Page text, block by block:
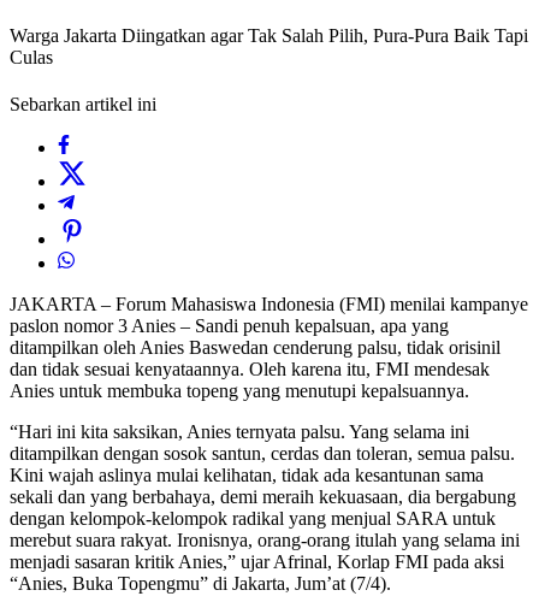
Warga Jakarta Diingatkan agar Tak Salah Pilih, Pura-Pura Baik Tapi
Culas
Sebarkan artikel ini
JAKARTA – Forum Mahasiswa Indonesia (FMI) menilai kampanye
paslon nomor 3 Anies – Sandi penuh kepalsuan, apa yang
ditampilkan oleh Anies Baswedan cenderung palsu, tidak orisinil
dan tidak sesuai kenyataannya. Oleh karena itu, FMI mendesak
Anies untuk membuka topeng yang menutupi kepalsuannya.
“Hari ini kita saksikan, Anies ternyata palsu. Yang selama ini
ditampilkan dengan sosok santun, cerdas dan toleran, semua palsu.
Kini wajah aslinya mulai kelihatan, tidak ada kesantunan sama
sekali dan yang berbahaya, demi meraih kekuasaan, dia bergabung
dengan kelompok-kelompok radikal yang menjual SARA untuk
merebut suara rakyat. Ironisnya, orang-orang itulah yang selama ini
menjadi sasaran kritik Anies,” ujar Afrinal, Korlap FMI pada aksi
“Anies, Buka Topengmu” di Jakarta, Jum’at (7/4).